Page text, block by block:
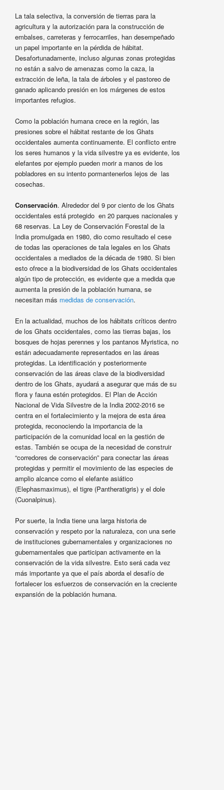
La tala selectiva, la conversión de tierras para la
agricultura y la autorización para la construcción de
embalses, carreteras y ferrocarriles, han desempeñado
un papel importante en la pérdida de hábitat.
Desafortunadamente, incluso algunas zonas protegidas
no están a salvo de amenazas como la caza, la
extracción de leña, la tala de árboles y el pastoreo de
ganado aplicando presión en los márgenes de estos
importantes refugios.
Como la población humana crece en la región, las
presiones sobre el hábitat restante de los Ghats
occidentales aumenta continuamente. El conflicto entre
los seres humanos y la vida silvestre ya es evidente, los
elefantes por ejemplo pueden morir a manos de los
pobladores en su intento pormantenerlos lejos de las
cosechas.
Conservación. Alrededor del 9 por ciento de los Ghats
occidentales está protegido en 20 parques nacionales y
68 reservas. La Ley de Conservación Forestal de la
India promulgada en 1980, dio como resultado el cese
de todas las operaciones de tala legales en los Ghats
occidentales a mediados de la década de 1980. Si bien
esto ofrece a la biodiversidad de los Ghats occidentales
algún tipo de protección, es evidente que a medida que
aumenta la presión de la población humana, se
necesitan más medidas de conservación.
En la actualidad, muchos de los hábitats críticos dentro
de los Ghats occidentales, como las tierras bajas, los
bosques de hojas perennes y los pantanos Myristica, no
están adecuadamente representados en las áreas
protegidas. La identificación y posteriormente
conservación de las áreas clave de la biodiversidad
dentro de los Ghats, ayudará a asegurar que más de su
flora y fauna estén protegidos. El Plan de Acción
Nacional de Vida Silvestre de la India 2002-2016 se
centra en el fortalecimiento y la mejora de esta área
protegida, reconociendo la importancia de la
participación de la comunidad local en la gestión de
estas. También se ocupa de la necesidad de construir
“corredores de conservación” para conectar las áreas
protegidas y permitir el movimiento de las especies de
amplio alcance como el elefante asiático
(Elephasmaximus), el tigre (Pantheratigris) y el dole
(Cuonalpinus).
Por suerte, la India tiene una larga historia de
conservación y respeto por la naturaleza, con una serie
de instituciones gubernamentales y organizaciones no
gubernamentales que participan activamente en la
conservación de la vida silvestre. Esto será cada vez
más importante ya que el país aborda el desafío de
fortalecer los esfuerzos de conservación en la creciente
expansión de la población humana.